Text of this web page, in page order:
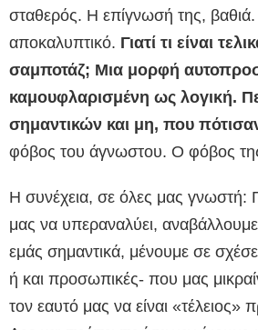
σταθερός. Η επίγνωσή της,
αποκαλυπτικό. Γιατί τι είναι
σαμποτάζ; Μια μορφή
καμουφλαρισμένη ως λογική.
σημαντικών και μη, που
φόβος του άγνωστου. Ο φόβος
Η συνέχεια, σε όλες μας γνωστή:
μας να υπεραναλύει,
εμάς σημαντικά, μένουμε σε
ή και προσωπικές- που μας
τον εαυτό μας να είναι «τέλειος»